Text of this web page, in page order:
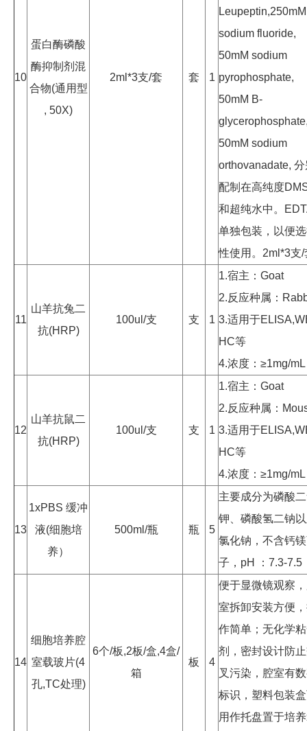
10
蛋白酶磷酸
酶抑制剂混
合物(通用型
, 50X)
2ml*3支/套 套 1
Leupeptin,250mM
sodium fluoride,
50mM sodium
pyrophosphate,
50mM B-
50mM sodium
orthovanadate, 分
配制在高纯度
和超纯水中。
单独包装，以便
性使用。2ml*3支/
11
山羊抗兔二
抗(HRP)
100ul/支 支 1
1.宿主：Goat
2.反应种属：
3.适用于
HC等
4.浓度：≥1mg/mL
12
山羊抗鼠二
抗(HRP)
100ul/支 支 1
1.宿主：Goat
2.反应种属：
3.适用于
HC等
4.浓度：≥1mg/mL
13
1xPBS 缓冲
液(细胞培
养）
500ml/瓶 瓶 5
主要成分为磷酸
钾、磷酸氢二钠
氯化钠，不含钙
子，pH ：7.3-7.5
14
细胞培养腔
室载玻片(4
孔,TC处理)
6个/板,2板/盒,4盒/
箱
板 4
便于显微镜观察
室拆卸安装方便
作简单；无化学
剂，密封设计防
叉污染，腔室有
标识，塑料包装
用作托盘置于培